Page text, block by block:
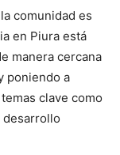
comunidad es
en Piura está
manera cercana
poniendo a
clave como
desarrollo